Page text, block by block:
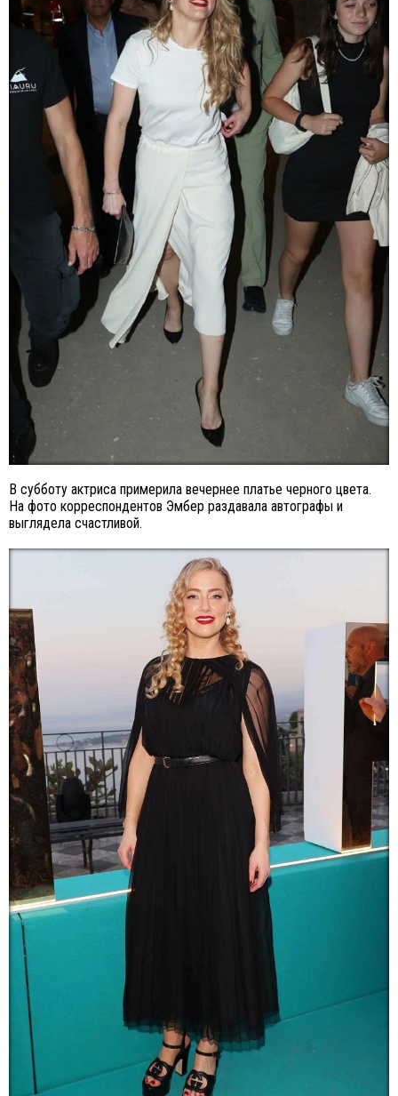
В субботу актриса примерила вечернее платье черного цвета.
На фото корреспондентов Эмбер раздавала автографы и
выглядела счастливой.